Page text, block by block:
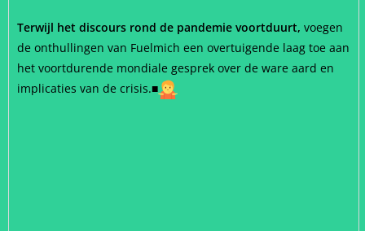
Terwijl het discours rond de pandemie voortduurt, voegen
de onthullingen van Fuelmich een overtuigende laag toe aan
het voortdurende mondiale gesprek over de ware aard en
implicaties van de crisis.■